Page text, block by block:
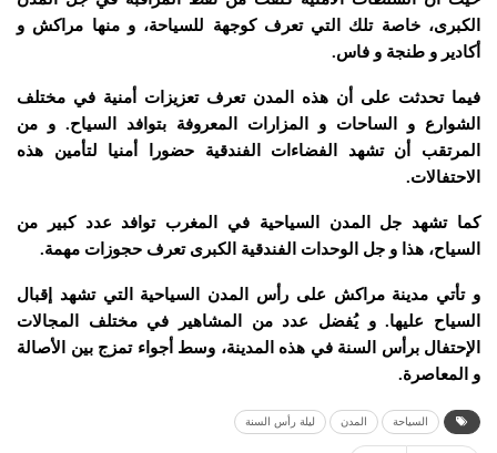
الكبرى، خاصة تلك التي تعرف كوجهة للسياحة، و منها مراكش و
أكادير و طنجة و فاس.
فيما تحدثت على أن هذه المدن تعرف تعزيزات أمنية في مختلف
الشوارع و الساحات و المزارات المعروفة بتوافد السياح. و من
المرتقب أن تشهد الفضاءات الفندقية حضورا أمنيا لتأمين هذه
الاحتفالات.
كما تشهد جل المدن السياحية في المغرب توافد عدد كبير من
السياح، هذا و جل الوحدات الفندقية الكبرى تعرف حجوزات مهمة.
و تأتي مدينة مراكش على رأس المدن السياحية التي تشهد إقبال
السياح عليها. و يُفضل عدد من المشاهير في مختلف المجالات
الإحتفال برأس السنة في هذه المدينة، وسط أجواء تمزج بين الأصالة
و المعاصرة.
السياحة المدن ليلة رأس السنة